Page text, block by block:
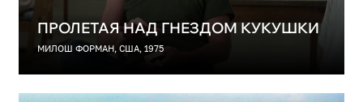
ПРОЛЕТАЯ НАД ГНЕЗДОМ КУКУШКИ
МИЛОШ ФОРМАН, США, 1975